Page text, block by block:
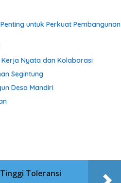
untuk Perkuat Pembangunan
Kerja Nyata dan Kolaborasi
Segintung
Desa Mandiri
Toleransi